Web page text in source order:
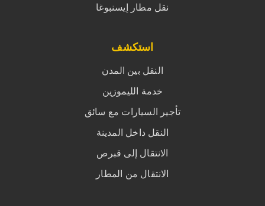
نقل مطار إيسنبوغا
استكشف
النقل بين المدن
خدمة الليموزين
تأجير السيارات مع سائق
النقل داخل المدينة
الانتقال إلى قبرص
الانتقال من المطار